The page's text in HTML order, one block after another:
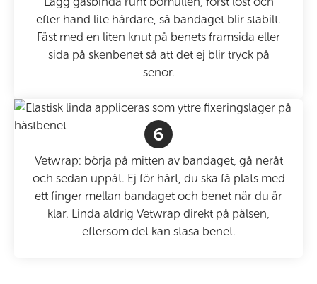
efter hand lite hårdare, så bandaget blir stabilt.
Fäst med en liten knut på benets framsida eller
sida på skenbenet så att det ej blir tryck på
senor.
6
Vetwrap: börja på mitten av bandaget, gå neråt
och sedan uppåt. Ej för hårt, du ska få plats med
ett finger mellan bandaget och benet när du är
klar. Linda aldrig Vetwrap direkt på pälsen,
eftersom det kan stasa benet.